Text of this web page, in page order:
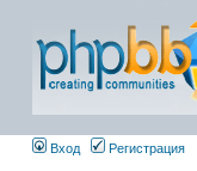
Вход Регистрация